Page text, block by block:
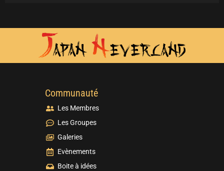
Communauté
Les Membres
Les Groupes
Galeries
Evènements
Boite à idées